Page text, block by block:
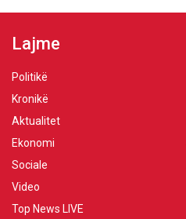
Lajme
Politikë
Kronikë
Aktualitet
Ekonomi
Sociale
Video
Top News LIVE